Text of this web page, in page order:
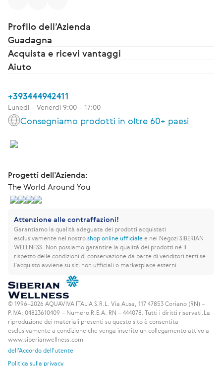
Profilo dell’Azienda
Guadagna
Acquista e ricevi vantaggi
Aiuto
+393444942411
Lunedì - Venerdì 9:00 - 17:00
Consegniamo prodotti in oltre 60+ paesi
Progetti dell’Azienda:
The World Around You
Attenzione alle contraffazioni!
Garantiamo la qualità adeguata dei prodotti acquistati
esclusivamente nel nostroshop online ufficialee nei Negozi SIBERIAN
WELLNESS. Non possiamo garantire la qualità dei prodotti né il
rispetto delle condizioni di conservazione da parte di venditori terzi se
l’acquisto avviene su siti non ufficiali o marketplace esterni.
© 1996–2026 AQUAVIVA ITALIA S.R.L. Via Ausa, 117 47853 Coriano (RN) –
P.IVA: 04823610409 – Numero R.E.A. RN – 444078. Tutti i diritti riservati. La
riproduzione dei materiali presenti su questo sito è consentita
esclusivamente a condizione che venga inserito un collegamento attivo a
www.siberianwellness.com
dell’Accordo dell'utente
Politica sulla privacy